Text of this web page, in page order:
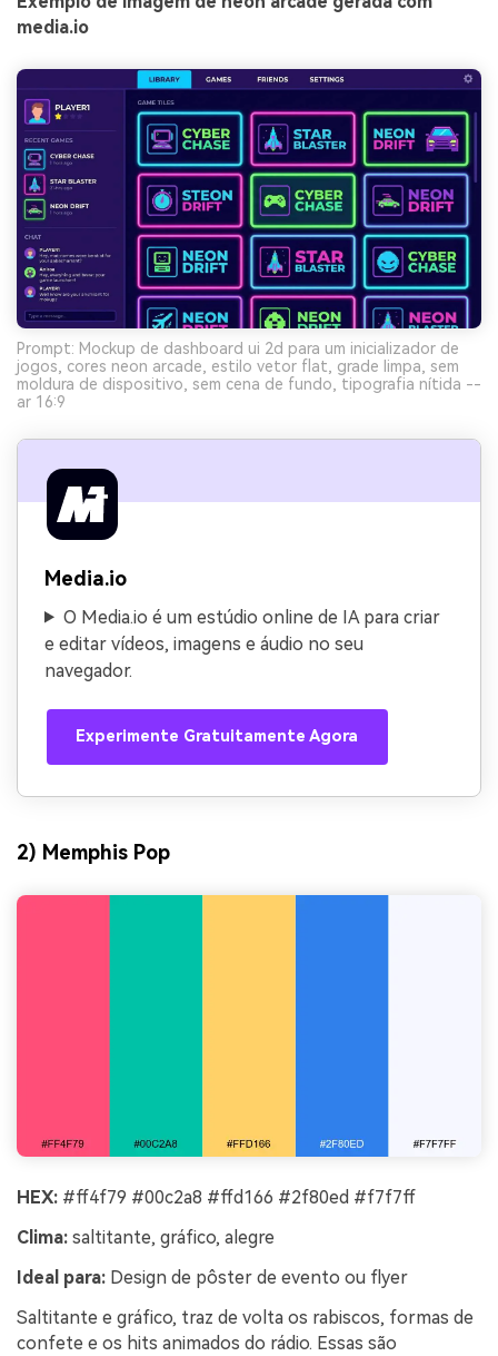
media.io
Prompt: Mockup de dashboard ui 2d para um inicializador de
jogos, cores neon arcade, estilo vetor flat, grade limpa, sem
moldura de dispositivo, sem cena de fundo, tipografia nítida --
ar 16:9
Media.io
O Media.io é um estúdio online de IA para criar
e editar vídeos, imagens e áudio no seu
navegador.
Experimente Gratuitamente Agora
2) Memphis Pop
HEX: #ff4f79 #00c2a8 #ffd166 #2f80ed #f7f7ff
Clima: saltitante, gráfico, alegre
Ideal para: Design de pôster de evento ou flyer
Saltitante e gráfico, traz de volta os rabiscos, formas de
confete e os hits animados do rádio. Essas são